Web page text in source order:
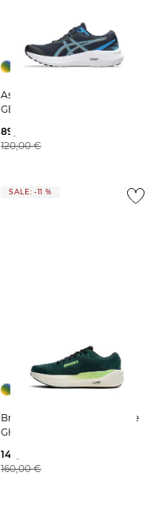
Asics | Herren Laufschuhe
GEL-PHOENIX 13
89,99 €
120,00 €
SALE: -11 %
Brooks | Herren Laufschuhe
GHOST MAX 3
142,15 €
160,00 €